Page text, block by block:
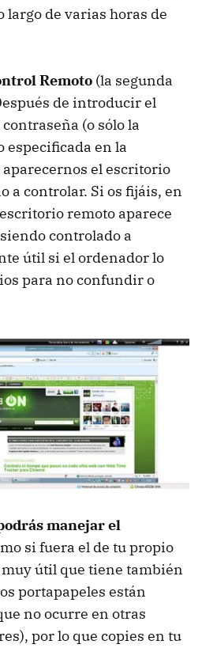
de varias horas de
Remoto (la segunda
de introducir el
(o sólo la
especificada en la
el escritorio
a controlar. Si os fijáis, en
remoto aparece
controlado a
útil si el ordenador lo
para no confundir o
manejar el
si fuera el de tu propio
útil que tiene también
portapapeles están
no ocurre en otras
por lo que copies en tu